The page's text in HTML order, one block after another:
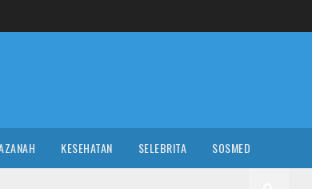
KESEHATAN SELEBRITA SOSMED